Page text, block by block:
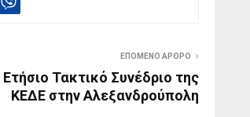
ΕΠΟΜΕΝΟ ΑΡΘΡΟ
Ετήσιο Τακτικό Συνέδριο της
ΚΕΔΕ στην Αλεξανδρούπολη